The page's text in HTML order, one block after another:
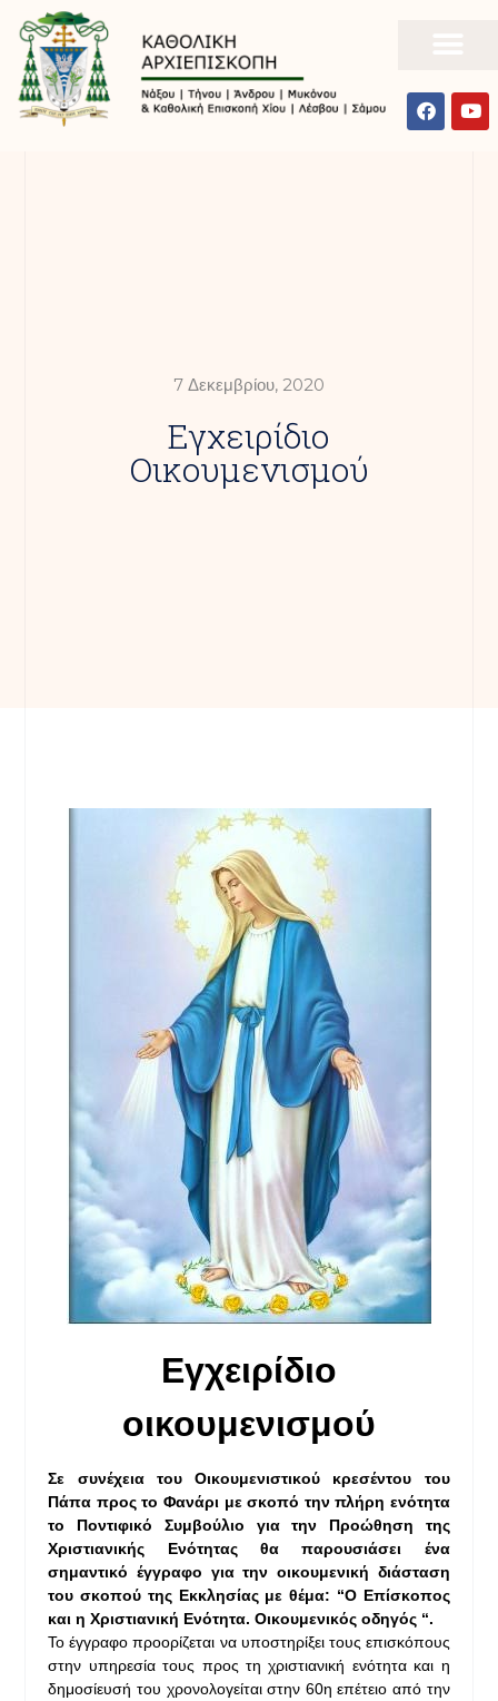
7 Δεκεμβρίου, 2020
Εγχειρίδιο
Οικουμενισμού
Εγχειρίδιο
οικουμενισμού
Σε συνέχεια του Οικουμενιστικού κρεσέντου του
Πάπα προς το Φανάρι με σκοπό την πλήρη ενότητα
το Ποντιφικό Συμβούλιο για την Προώθηση της
Χριστιανικής Ενότητας θα παρουσιάσει ένα
σημαντικό έγγραφο για την οικουμενική διάσταση
του σκοπού της Εκκλησίας με θέμα: “Ο Επίσκοπος
και η Χριστιανική Ενότητα. Οικουμενικός οδηγός “.
Το έγγραφο προορίζεται να υποστηρίξει τους επισκόπους
στην υπηρεσία τους προς τη χριστιανική ενότητα και η
δημοσίευσή του χρονολογείται στην 60η επέτειο από την